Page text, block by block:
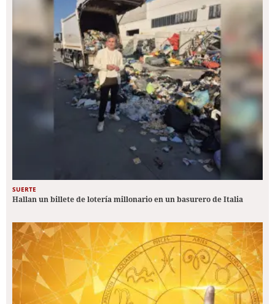
SUERTE
Hallan un billete de lotería millonario en un basurero de Italia